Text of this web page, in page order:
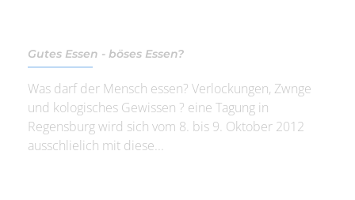
Gutes Essen - böses Essen?
Was darf der Mensch essen? Verlockungen, Zwnge
und kologisches Gewissen ? eine Tagung in
Regensburg wird sich vom 8. bis 9. Oktober 2012
ausschlielich mit diese...